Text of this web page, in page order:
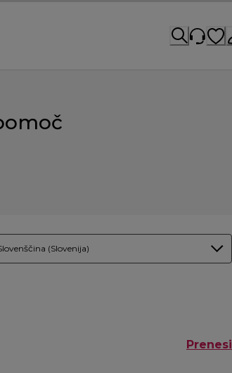
(Slovenija)
Prenesi